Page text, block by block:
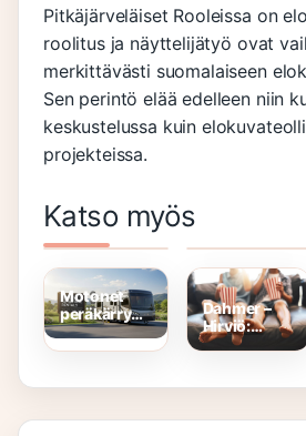
Pitkäjärveläiset Rooleissa on
roolitus ja näyttelijätyö ovat
merkittävästi suomalaiseen
Sen perintö elää edelleen niin
keskustelussa kuin
projekteissa.
Katso myös
Hudson
Hawk
Rooleissa
Motonet
peräkärryn
vuokraus –
Selkeä
Ja Edut
Dahmer –
Hirviö:
Jeffrey